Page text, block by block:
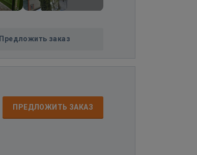
Предложить заказ
ПРЕДЛОЖИТЬ ЗАКАЗ